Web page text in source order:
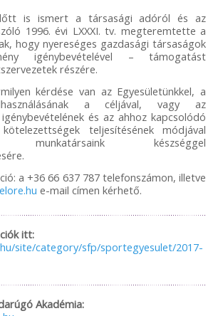
is ismert a társasági adóról és az
1996. évi LXXXI. tv. megteremtette a
hogy nyereséges gazdasági társaságok
igénybevételével – támogatást
részére.
kérdése van az Egyesületünkkel, a
a céljával, vagy az
és az ahhoz kapcsolódó
teljesítésének módjával
munkatársaink készséggel
a +36 66 637 787 telefonszámon, illetve
e-mail címen kérhető.
itt:
site/category/sfp/sportegyesulet/2017-
Akadémia: